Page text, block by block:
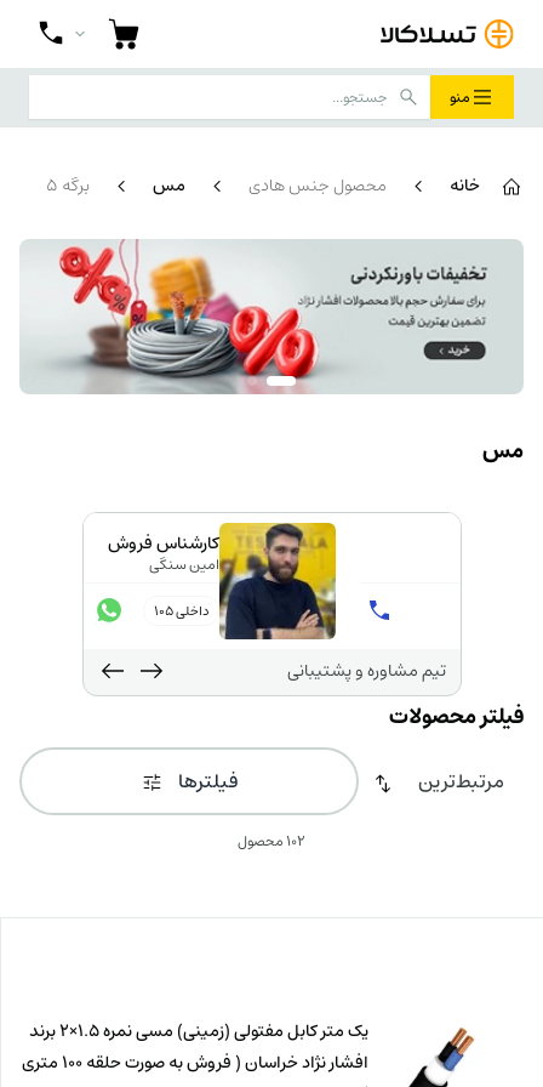
منو
خانه محصول جنس هادی مس برگه 5
مس
102 محصول
فیلترها
یک متر کابل مفتولی (زمینی) مسی نمره 1.5×2 برند
افشار نژاد خراسان ( فروش به صورت حلقه 100 متری
کارشناس تامین
تارا تهرانی
تیم مشاوره و پشتیبانی